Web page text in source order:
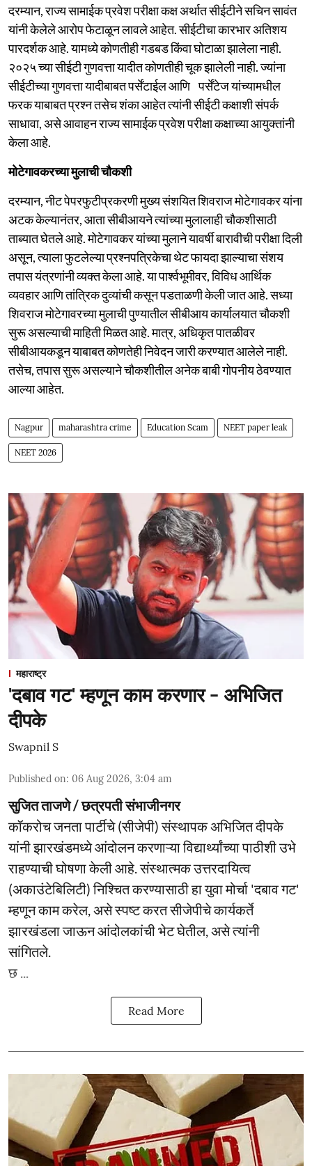
दरम्यान, राज्य सामाईक प्रवेश परीक्षा कक्ष अर्थात सीईटीने सचिन सावंत
यांनी केलेले आरोप फेटाळून लावले आहेत. सीईटीचा कारभार अतिशय
पारदर्शक आहे. यामध्ये कोणतीही गडबड किंवा घोटाळा झालेला नाही.
२०२५ च्या सीईटी गुणवत्ता यादीत कोणतीही चूक झालेली नाही. ज्यांना
सीईटीच्या गुणवत्ता यादीबाबत पर्सेंटाईल आणि पर्सेंटेज यांच्यामधील
फरक याबाबत प्रश्न तसेच शंका आहेत त्यांनी सीईटी कक्षाशी संपर्क
साधावा, असे आवाहन राज्य सामाईक प्रवेश परीक्षा कक्षाच्या आयुक्तांनी
केला आहे.
मोटेगावकरच्या मुलाची चौकशी
दरम्यान, नीट पेपरफुटीप्रकरणी मुख्य संशयित शिवराज मोटेगावकर यांना
अटक केल्यानंतर, आता सीबीआयने त्यांच्या मुलालाही चौकशीसाठी
ताब्यात घेतले आहे. मोटेगावकर यांच्या मुलाने यावर्षी बारावीची परीक्षा दिली
असून, त्याला फुटलेल्या प्रश्नपत्रिकेचा थेट फायदा झाल्याचा संशय
तपास यंत्रणांनी व्यक्त केला आहे. या पार्श्वभूमीवर, विविध आर्थिक
व्यवहार आणि तांत्रिक दुव्यांची कसून पडताळणी केली जात आहे. सध्या
शिवराज मोटेगावरच्या मुलाची पुण्यातील सीबीआय कार्यालयात चौकशी
सुरू असल्याची माहिती मिळत आहे. मात्र, अधिकृत पातळीवर
सीबीआयकडून याबाबत कोणतेही निवेदन जारी करण्यात आलेले नाही.
तसेच, तपास सुरू असल्याने चौकशीतील अनेक बाबी गोपनीय ठेवण्यात
आल्या आहेत.
Nagpur maharashtra crime Education Scam NEET paper leak
NEET 2026
महाराष्ट्र
'दबाव गट' म्हणून काम करणार - अभिजित
दीपके
Swapnil S
Published on: 06 Aug 2026, 3:04 am
सुजित ताजणे / छत्रपती संभाजीनगर
कॉकरोच जनता पार्टीचे (सीजेपी) संस्थापक अभिजित दीपके
यांनी झारखंडमध्ये आंदोलन करणाऱ्या विद्यार्थ्यांच्या पाठीशी उभे
राहण्याची घोषणा केली आहे. संस्थात्मक उत्तरदायित्व
(अकाउंटेबिलिटी) निश्चित करण्यासाठी हा युवा मोर्चा 'दबाव गट'
म्हणून काम करेल, असे स्पष्ट करत सीजेपीचे कार्यकर्ते
झारखंडला जाऊन आंदोलकांची भेट घेतील, असे त्यांनी
सांगितले.
छ ...
Read More